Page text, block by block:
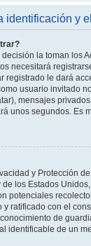
identificación y
la toman los
necesitará
registrado le dará
usuario invitado
mensajes
unos segundos. Es
y Protección
los Estados
potenciales
y ratificado con el
de
identificable de un